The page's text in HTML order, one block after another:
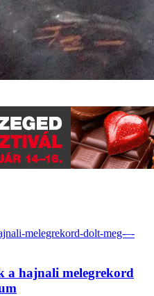
a hajnali melegrekord